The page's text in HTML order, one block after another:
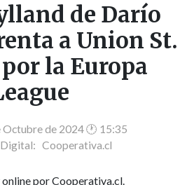
de Darío
a Union St.
la Europa
de 2024 🕐 15:35
Cooperativa.cl
por Cooperativa.cl.